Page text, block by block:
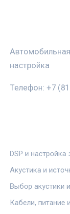
настройка
Телефон: +7
DSP и настройка
Акустика и
Выбор акустики
Кабели, питание